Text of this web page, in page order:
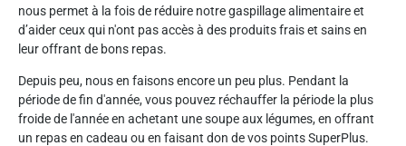
nous permet à la fois de réduire notre gaspillage alimentaire et
d’aider ceux qui n'ont pas accès à des produits frais et sains en
leur offrant de bons repas.
Depuis peu, nous en faisons encore un peu plus. Pendant la
période de fin d'année, vous pouvez réchauffer la période la plus
froide de l'année en achetant une soupe aux légumes, en offrant
un repas en cadeau ou en faisant don de vos points SuperPlus.